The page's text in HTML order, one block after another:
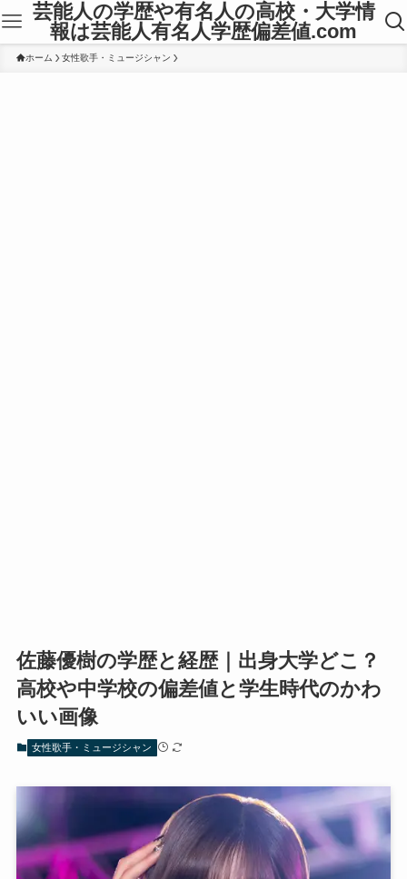
芸能人の学歴や有名人の高校・大学情
報は芸能人有名人学歴偏差値.com
ホーム 女性歌手・ミュージシャン
佐藤優樹の学歴と経歴｜出身大学どこ？
高校や中学校の偏差値と学生時代のかわ
いい画像
女性歌手・ミュージシャン